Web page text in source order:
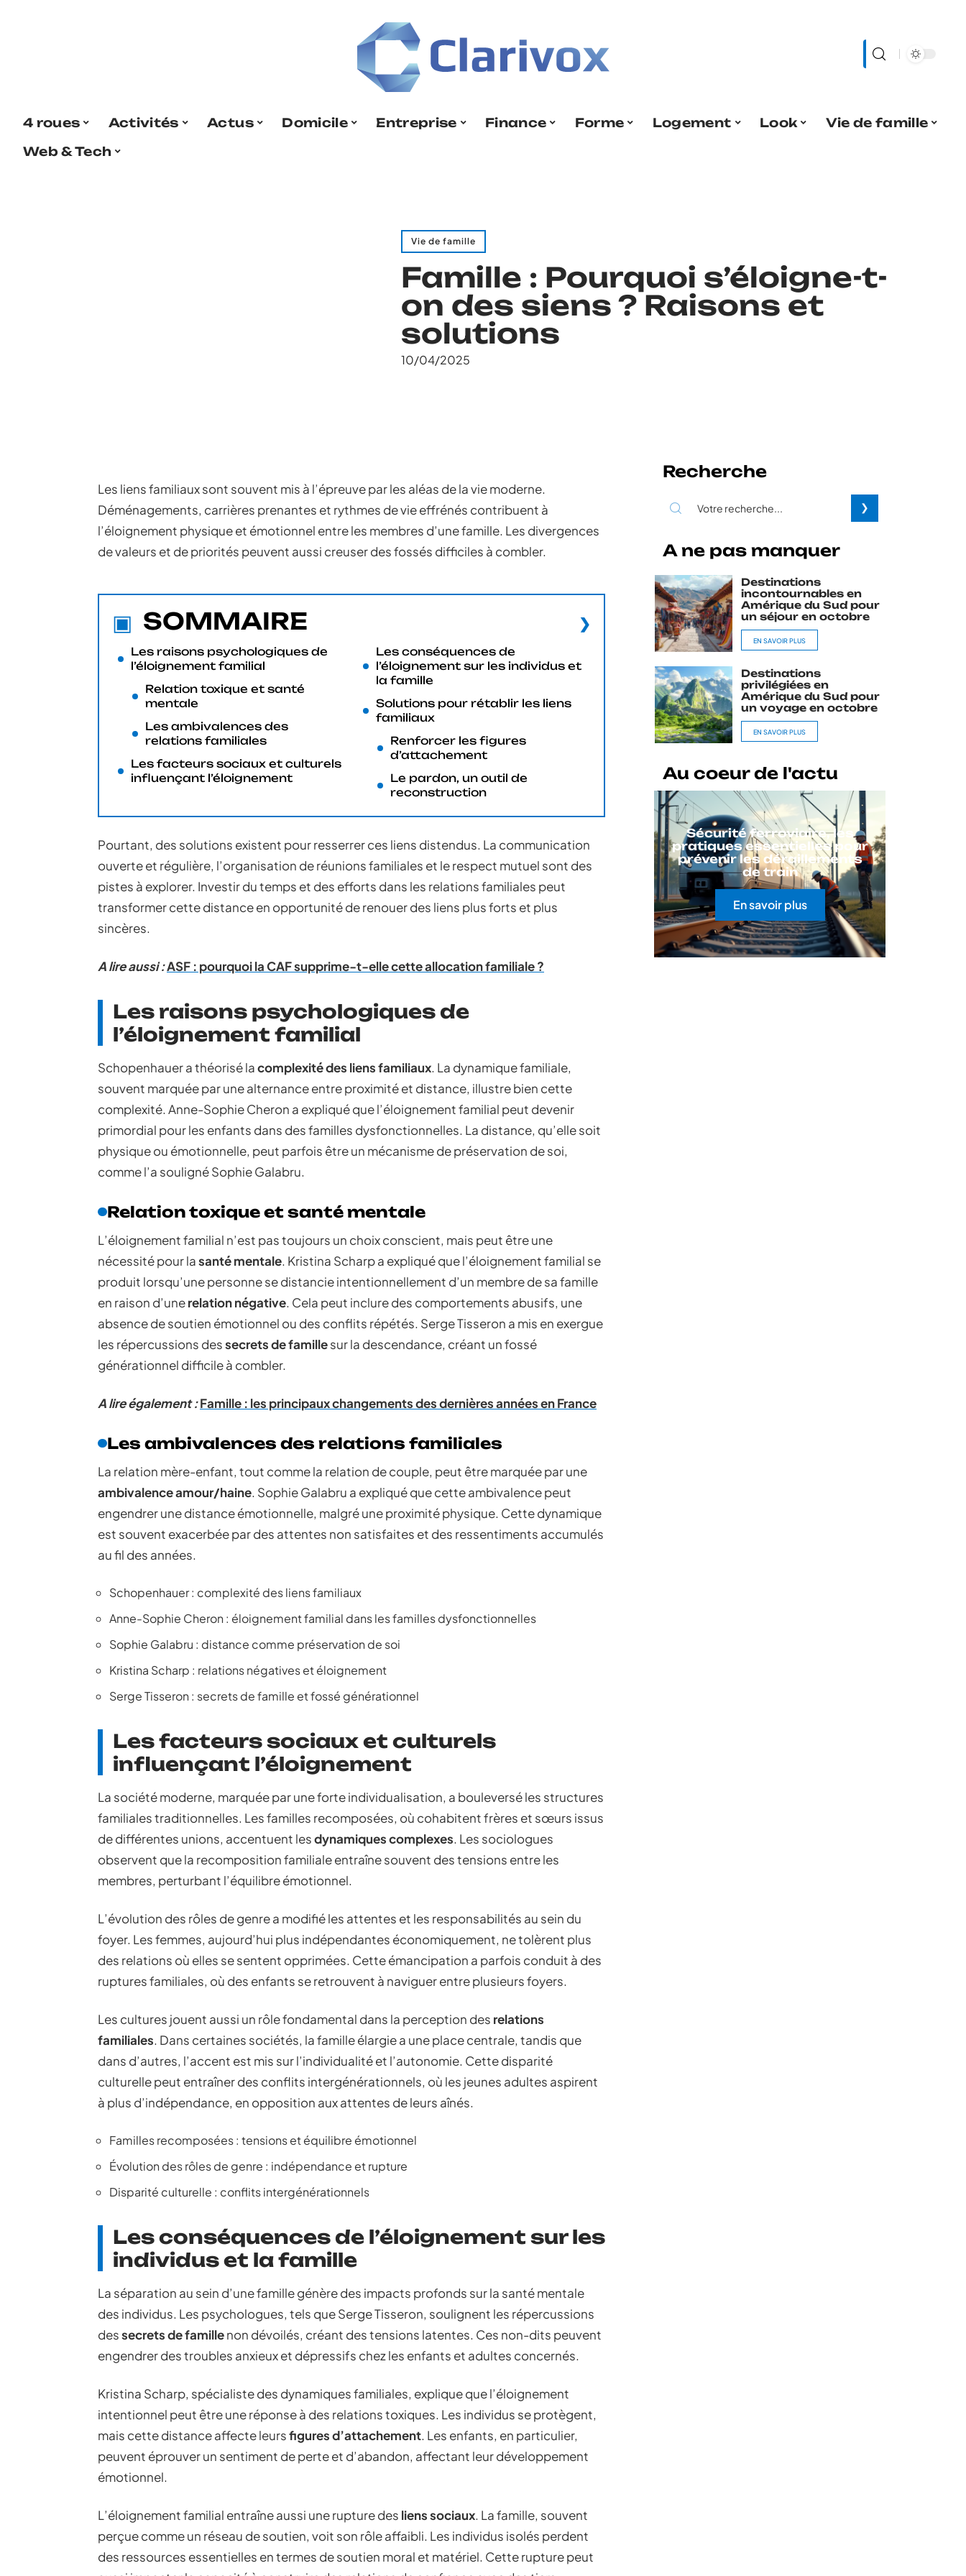
4 roues Activités Actus Domicile Entreprise Finance Forme Logement Look
Vie de famille
Web & Tech
Vie de famille
Famille : Pourquoi s’éloigne-t-
on des siens ? Raisons et
solutions
10/04/2025
Les liens familiaux sont souvent mis à l’épreuve par les aléas de la vie moderne.
Déménagements, carrières prenantes et rythmes de vie effrénés contribuent à
l’éloignement physique et émotionnel entre les membres d’une famille. Les divergences
de valeurs et de priorités peuvent aussi creuser des fossés difficiles à combler.
SOMMAIRE
Les raisons psychologiques de
l’éloignement familial
Relation toxique et santé
mentale
Les ambivalences des
relations familiales
Les facteurs sociaux et culturels
influençant l’éloignement
Les conséquences de
l’éloignement sur les individus et
la famille
Solutions pour rétablir les liens
familiaux
Renforcer les figures
d’attachement
Le pardon, un outil de
reconstruction
Pourtant, des solutions existent pour resserrer ces liens distendus. La communication
ouverte et régulière, l’organisation de réunions familiales et le respect mutuel sont des
pistes à explorer. Investir du temps et des efforts dans les relations familiales peut
transformer cette distance en opportunité de renouer des liens plus forts et plus
sincères.
A lire aussi :ASF : pourquoi la CAF supprime-t-elle cette allocation familiale ?
Les raisons psychologiques de
l’éloignement familial
Schopenhauer a théorisé lacomplexité des liens familiaux. La dynamique familiale,
souvent marquée par une alternance entre proximité et distance, illustre bien cette
complexité. Anne-Sophie Cheron a expliqué que l’éloignement familial peut devenir
primordial pour les enfants dans des familles dysfonctionnelles. La distance, qu’elle soit
physique ou émotionnelle, peut parfois être un mécanisme de préservation de soi,
comme l’a souligné Sophie Galabru.
Relation toxique et santé mentale
L’éloignement familial n’est pas toujours un choix conscient, mais peut être une
nécessité pour lasanté mentale. Kristina Scharp a expliqué que l’éloignement familial se
produit lorsqu’une personne se distancie intentionnellement d’un membre de sa famille
en raison d’unerelation négative. Cela peut inclure des comportements abusifs, une
absence de soutien émotionnel ou des conflits répétés. Serge Tisseron a mis en exergue
les répercussions dessecrets de famillesur la descendance, créant un fossé
générationnel difficile à combler.
A lire également :Famille : les principaux changements des dernières années en France
Les ambivalences des relations familiales
La relation mère-enfant, tout comme la relation de couple, peut être marquée par une
ambivalence amour/haine. Sophie Galabru a expliqué que cette ambivalence peut
engendrer une distance émotionnelle, malgré une proximité physique. Cette dynamique
est souvent exacerbée par des attentes non satisfaites et des ressentiments accumulés
au fil des années.
Schopenhauer : complexité des liens familiaux
Anne-Sophie Cheron : éloignement familial dans les familles dysfonctionnelles
Sophie Galabru : distance comme préservation de soi
Kristina Scharp : relations négatives et éloignement
Serge Tisseron : secrets de famille et fossé générationnel
Les facteurs sociaux et culturels
influençant l’éloignement
La société moderne, marquée par une forte individualisation, a bouleversé les structures
familiales traditionnelles. Les familles recomposées, où cohabitent frères et sœurs issus
de différentes unions, accentuent lesdynamiques complexes. Les sociologues
observent que la recomposition familiale entraîne souvent des tensions entre les
membres, perturbant l’équilibre émotionnel.
L’évolution des rôles de genre a modifié les attentes et les responsabilités au sein du
foyer. Les femmes, aujourd’hui plus indépendantes économiquement, ne tolèrent plus
des relations où elles se sentent opprimées. Cette émancipation a parfois conduit à des
ruptures familiales, où des enfants se retrouvent à naviguer entre plusieurs foyers.
Les cultures jouent aussi un rôle fondamental dans la perception des relations
familiales. Dans certaines sociétés, la famille élargie a une place centrale, tandis que
dans d’autres, l’accent est mis sur l’individualité et l’autonomie. Cette disparité
culturelle peut entraîner des conflits intergénérationnels, où les jeunes adultes aspirent
à plus d’indépendance, en opposition aux attentes de leurs aînés.
Familles recomposées : tensions et équilibre émotionnel
Évolution des rôles de genre : indépendance et rupture
Disparité culturelle : conflits intergénérationnels
Les conséquences de l’éloignement sur les
individus et la famille
La séparation au sein d’une famille génère des impacts profonds sur la santé mentale
des individus. Les psychologues, tels que Serge Tisseron, soulignent les répercussions
dessecrets de famillenon dévoilés, créant des tensions latentes. Ces non-dits peuvent
engendrer des troubles anxieux et dépressifs chez les enfants et adultes concernés.
Kristina Scharp, spécialiste des dynamiques familiales, explique que l’éloignement
intentionnel peut être une réponse à des relations toxiques. Les individus se protègent,
mais cette distance affecte leursfigures d’attachement. Les enfants, en particulier,
peuvent éprouver un sentiment de perte et d’abandon, affectant leur développement
émotionnel.
L’éloignement familial entraîne aussi une rupture des liens sociaux. La famille, souvent
perçue comme un réseau de soutien, voit son rôle affaibli. Les individus isolés perdent
des ressources essentielles en termes de soutien moral et matériel. Cette rupture peut
Recherche
A ne pas manquer
Destinations
incontournables en
Amérique du Sud pour
un séjour en octobre
EN SAVOIR PLUS
Destinations
privilégiées en
Amérique du Sud pour
un voyage en octobre
EN SAVOIR PLUS
Au coeur de l'actu
Sécurité ferroviaire, les
pratiques essentielles pour
prévenir les déraillements
de train
En savoir plus